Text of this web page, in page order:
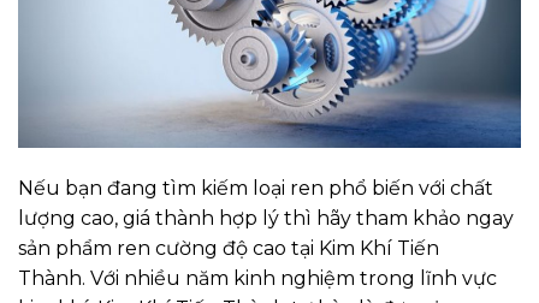
Nếu bạn đang tìm kiếm loại ren phổ biến với chất
lượng cao, giá thành hợp lý thì hãy tham khảo ngay
sản phẩm ren cường độ cao tại Kim Khí Tiến
Thành. Với nhiều năm kinh nghiệm trong lĩnh vực